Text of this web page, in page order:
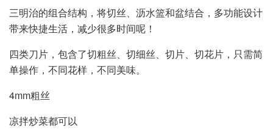
三明治的组合结构，将切丝、沥水篮和盆结合，多功能设计
带来快捷生活，减少很多时间呢！
四类刀片，包含了切粗丝、切细丝、切片、切花片，只需简
单操作，不同花样，不同美味。
4mm粗丝
凉拌炒菜都可以